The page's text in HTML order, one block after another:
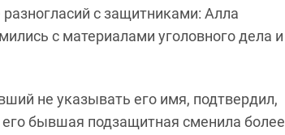
с защитниками: Алла
с материалами уголовного дела и
не указывать его имя, подтвердил,
его бывшая подзащитная сменила более